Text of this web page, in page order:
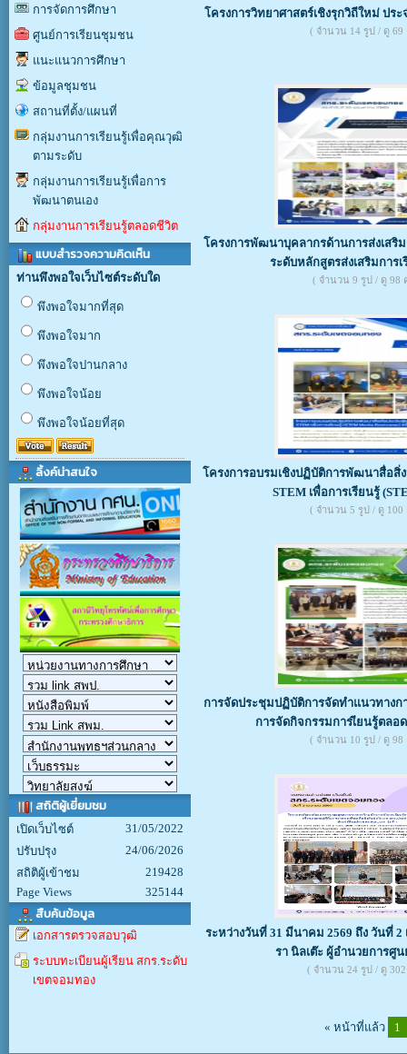
การจัดการศึกษา
ศูนย์การเรียนชุมชน
แนะแนวการศึกษา
ข้อมูลชุมชน
สถานที่ตั้ง/แผนที่
กลุ่มงานการเรียนรู้เพื่อคุณวุฒิ
ตามระดับ
กลุ่มงานการเรียนรู้เพื่อการ
พัฒนาตนเอง
กลุ่มงานการเรียนรู้ตลอดชีวิต
แบบสำรวจความคิดเห็น
ท่านพึงพอใจเว็บไซต์ระดับใด
พึงพอใจมากที่สุด
พึงพอใจมาก
พึงพอใจปานกลาง
พึงพอใจน้อย
พึงพอใจน้อยที่สุด
ลิ้งค์น่าสนใจ
สถิติผู้เยี่ยมชม
เปิดเว็บไซต์
31/05/2022
ปรับปรุง
24/06/2026
สถิติผู้เข้าชม
219428
Page Views
325144
สืบค้นข้อมูล
เอกสารตรวจสอบวุฒิ
ระบบทะเบียนผู้เรียน สกร.ระดับ
เขตจอมทอง
« หน้าที่แล้ว 1
โครงการวิทยาศาสตร์เชิงรุกวิถีใหม่ ปร
( จำนวน 14 รูป / ดู 69
โครงการพัฒนาบุคลากรด้านการส่งเสริ
ระดับหลักสูตรส่งเสริมการ
( จำนวน 9 รูป / ดู 98
โครงการอบรมเชิงปฏิบัติการพัฒนาสื่อสิ่
STEM เพื่อการเรียนรู้
( จำนวน 5 รูป / ดู 100
การจัดประชุมปฏิบัติการจัดทำแนวทางก
การจัดกิจกรรมการเียนรู้ตลอ
( จำนวน 10 รูป / ดู 98
ระหว่างวันที่ 31 มีนาคม 2569 ถึง วันที่ 2
รา นิลเต๊ะ ผู้อำนวยการศูน
( จำนวน 24 รูป / ดู 302